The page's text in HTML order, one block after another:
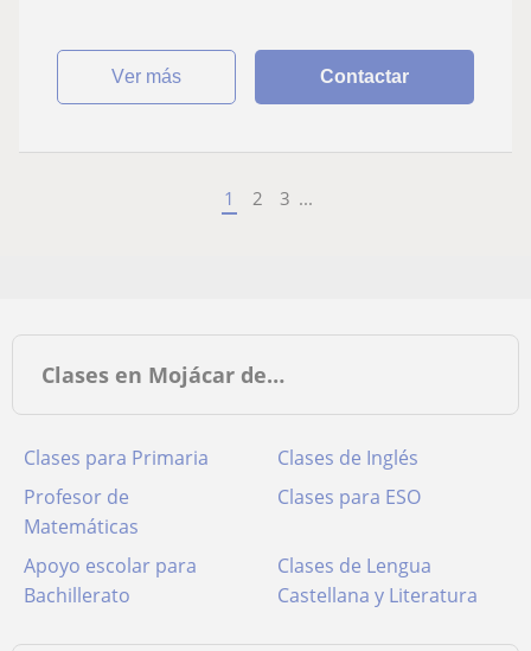
ver más Contactar
1 2 3 ...
Clases en Mojácar de…
Clases para Primaria
Clases de Inglés
Profesor de
Matemáticas
Clases para ESO
Apoyo escolar para
Bachillerato
Clases de Lengua
Castellana y Literatura